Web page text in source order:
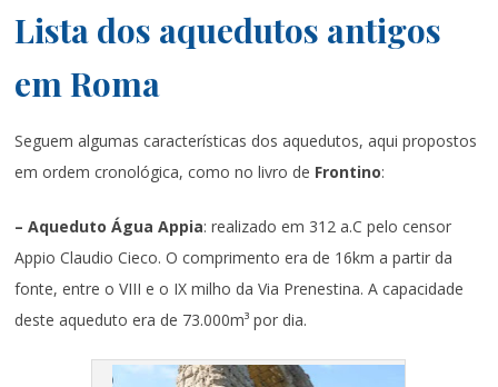
Lista dos aquedutos antigos
em Roma
Seguem algumas características dos aquedutos, aqui propostos
em ordem cronológica, como no livro de Frontino:
– Aqueduto Água Appia: realizado em 312 a.C pelo censor
Appio Claudio Cieco. O comprimento era de 16km a partir da
fonte, entre o VIII e o IX milho da Via Prenestina. A capacidade
deste aqueduto era de 73.000m³ por dia.